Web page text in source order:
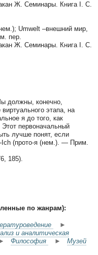
Ж. Семинары. Книга I. С.
Umwelt –внешний мир,
пер.
Ж. Семинары. Книга I. С.
должны, конечно,
этапа, на
я до того, как
Этот первоначальный
лучше понят, если
Ich (прото-я (нем.). — Прим.
185).
по жанрам):
►
и аналитическая
Философия ► Музей